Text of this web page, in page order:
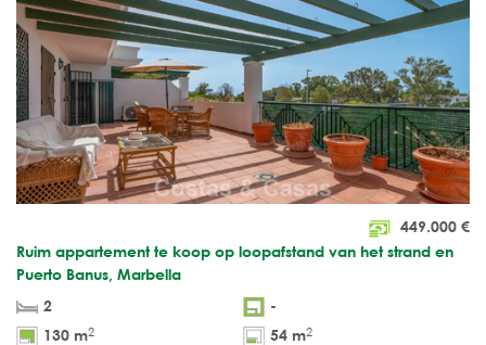
449.000 €
Ruim appartement te koop op loopafstand van het strand en
Puerto Banus, Marbella
2
-
130 m2 54 m2